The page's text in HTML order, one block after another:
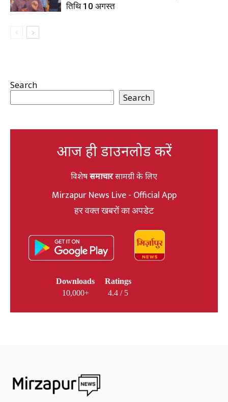
तिथि 10 अगस्त
Search
Search
आज ही डाउनलोड करें
विशेषसमाचारसामग्री के लिए
Mirzapur News Live - Official App
हर वक्त खबरों का अपडेट
Downloads
10,000+
Ratings
4.4 / 5